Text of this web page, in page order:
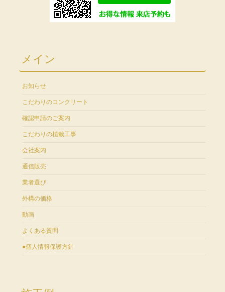
メイン
お知らせ
こだわりのコンクリート
確認申請のご案内
こだわりの植栽工事
会社案内
通信販売
業者選び
外構の価格
動画
よくある質問
●個人情報保護方針